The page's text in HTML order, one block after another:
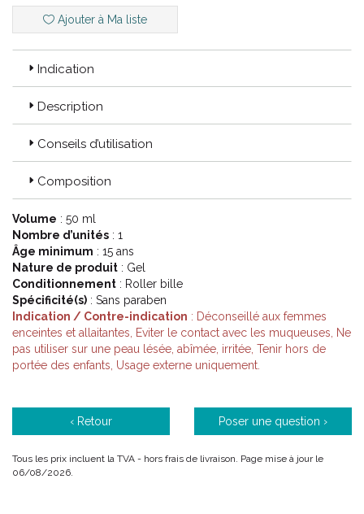
Code EAN : 3094904500077
Ajouter à Ma liste
Indication
Description
Conseils d’utilisation
Composition
Volume : 50 ml
Nombre d’unités : 1
Âge minimum : 15 ans
Nature de produit : Gel
Conditionnement : Roller bille
Spécificité(s) : Sans paraben
Indication / Contre-indication : Déconseillé aux femmes
enceintes et allaitantes, Eviter le contact avec les muqueuses, Ne
pas utiliser sur une peau lésée, abîmée, irritée, Tenir hors de
portée des enfants, Usage externe uniquement.
‹ Retour Poser une question ›
Tous les prix incluent la TVA - hors frais de livraison. Page mise à jour le
06/08/2026.